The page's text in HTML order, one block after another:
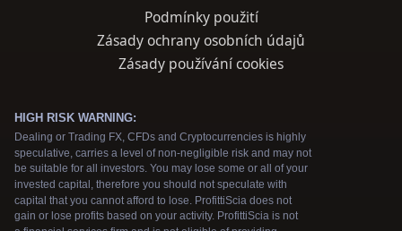
Podmínky použití
Zásady ochrany osobních údajů
Zásady používání cookies